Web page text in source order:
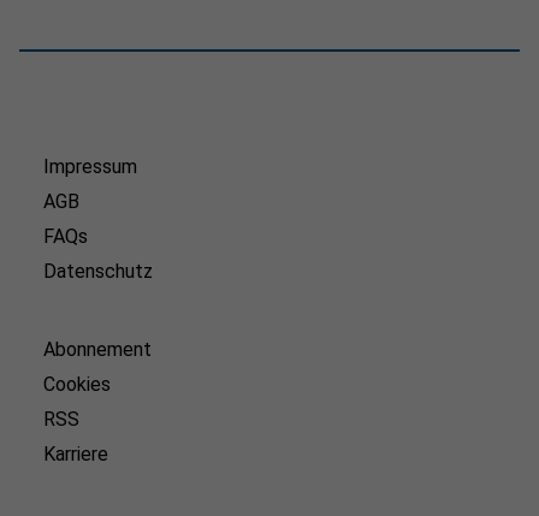
Impressum
AGB
FAQs
Datenschutz
Abonnement
Cookies
RSS
Karriere